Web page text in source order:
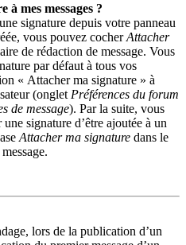
mes messages ?
signature depuis votre panneau
vous pouvez cocherAttacher
de rédaction de message. Vous
par défaut à tous vos
« Attacher ma signature » à
(onglet Préférences du forum
de message). Par la suite, vous
signature d’être ajoutée à un
Attacher ma signature dans le
lors de la publication d’un